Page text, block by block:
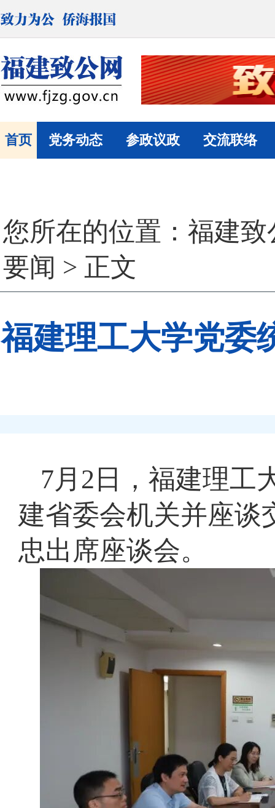
首页 党务动态 参政议政 交流联络
您所在的位置： 福建致
要闻 > 正文
福建理工大学党委
7月2日，福建理工
建省委会机关并座谈
忠出席座谈会。